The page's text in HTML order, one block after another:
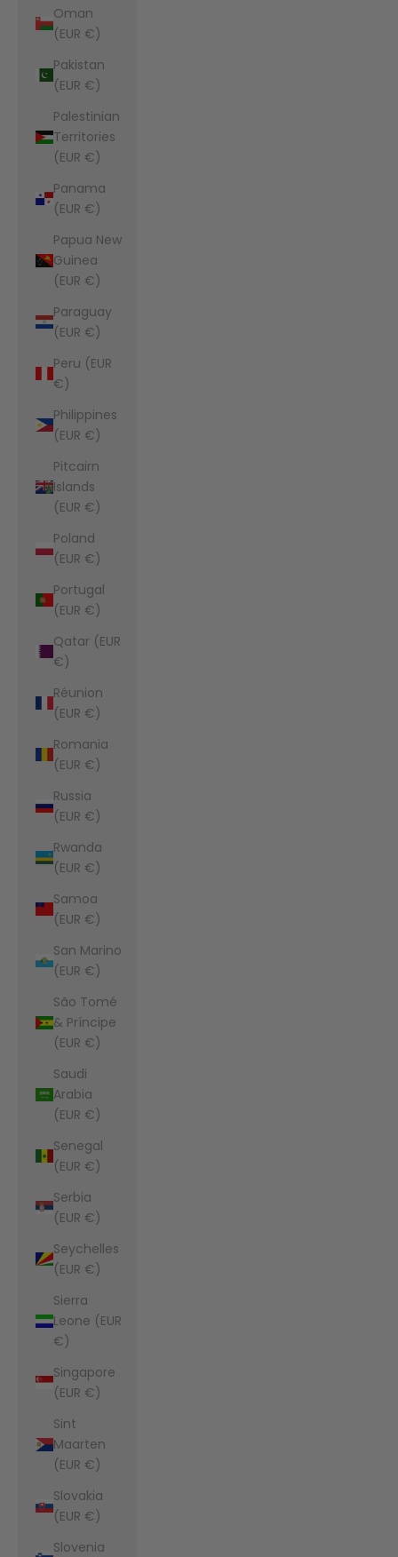
Oman
(EUR €)
Pakistan
(EUR €)
Palestinian
Territories
(EUR €)
Panama
(EUR €)
Papua New
Guinea
(EUR €)
Paraguay
(EUR €)
Peru (EUR
€)
Philippines
(EUR €)
Pitcairn
Islands
(EUR €)
Poland
(EUR €)
Portugal
(EUR €)
Qatar (EUR
€)
Réunion
(EUR €)
Romania
(EUR €)
Russia
(EUR €)
Rwanda
(EUR €)
Samoa
(EUR €)
San Marino
(EUR €)
São Tomé
& Príncipe
(EUR €)
Saudi
Arabia
(EUR €)
Senegal
(EUR €)
Serbia
(EUR €)
Seychelles
(EUR €)
Sierra
Leone (EUR
€)
Singapore
(EUR €)
Sint
Maarten
(EUR €)
Slovakia
(EUR €)
Slovenia